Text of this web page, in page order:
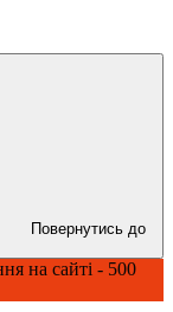
Повернутись до
на сайті - 500